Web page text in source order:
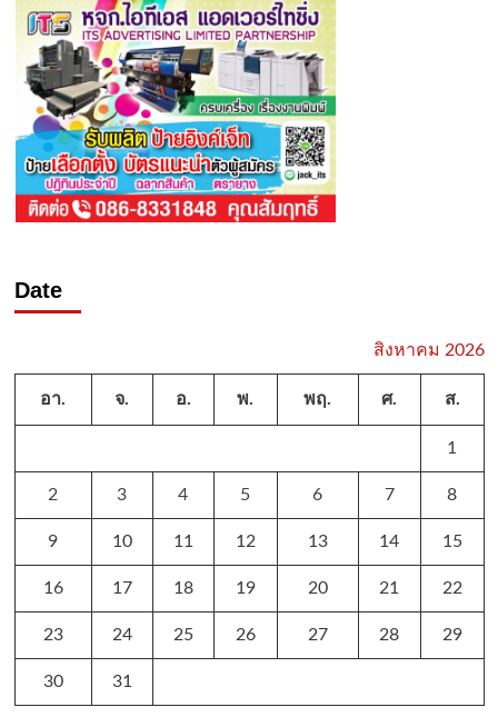
Date
สิงหาคม 2026
อา. จ. อ. พ. พฤ. ศ. ส.
1
2 3 4 5 6 7 8
9 10 11 12 13 14 15
16 17 18 19 20 21 22
23 24 25 26 27 28 29
30 31